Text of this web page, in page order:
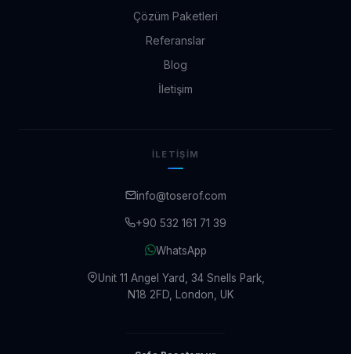
Çözüm Paketleri
Referanslar
Blog
İletişim
İLETIŞIM
info@toserof.com
+90 532 161 71 39
WhatsApp
Unit 11 Angel Yard, 34 Snells Park,
N18 2FD, London, UK